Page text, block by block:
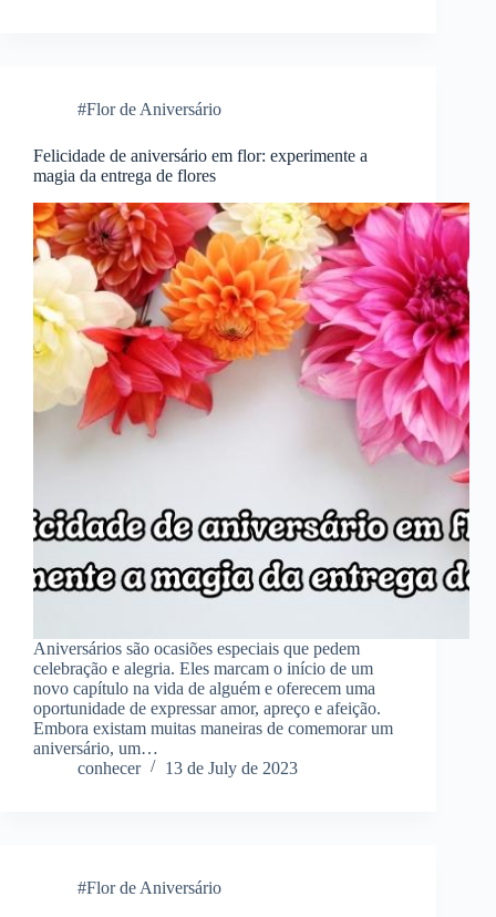
#Flor de Aniversário
Felicidade de aniversário em flor: experimente a
magia da entrega de flores
Aniversários são ocasiões especiais que pedem
celebração e alegria. Eles marcam o início de um
novo capítulo na vida de alguém e oferecem uma
oportunidade de expressar amor, apreço e afeição.
Embora existam muitas maneiras de comemorar um
aniversário, um…
conhecer
13 de July de 2023
#Flor de Aniversário